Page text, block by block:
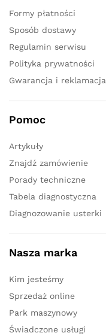
Formy płatności
Sposób dostawy
Regulamin serwisu
Polityka prywatności
Gwarancja i reklamacja
Pomoc
Artykuły
Znajdź zamówienie
Porady techniczne
Tabela diagnostyczna
Diagnozowanie usterki
Nasza marka
Kim jesteśmy
Sprzedaż online
Park maszynowy
Świadczone usługi